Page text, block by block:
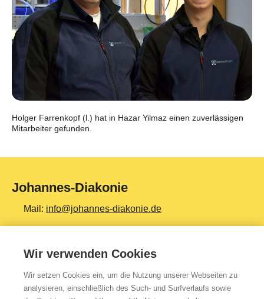
Holger Farrenkopf (l.) hat in Hazar Yilmaz einen zuverlässigen
Mitarbeiter gefunden.
Johannes-Diakonie
Mail: info@johannes-diakonie.de
Tel:06261 - 88-0
Top Themen
Wir verwenden Cookies
Wir setzen Cookies ein, um die Nutzung unserer Webseiten zu
analysieren, einschließlich des Such- und Surfverlaufs sowie